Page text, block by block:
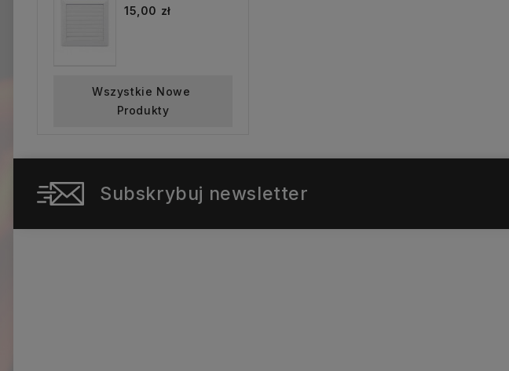
15,00 zł
Wszystkie Nowe
Produkty
Subskrybuj newsletter